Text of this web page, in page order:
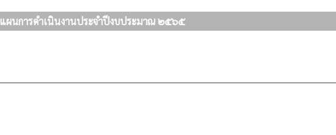
แผนการดำเนินงานประจำปีงบประมาณ ๒๕๖๕